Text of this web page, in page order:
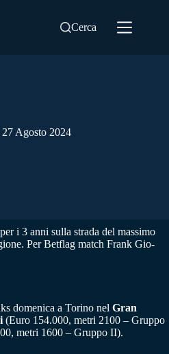
Cerca
27 Agosto 2024
i 3 anni sulla strada del massimo
Per Betflag match Frank Gio-
domenica a Torino nel Gran
(Euro 154.000, metri 2100 – Gruppo
metri 1600 – Gruppo II).